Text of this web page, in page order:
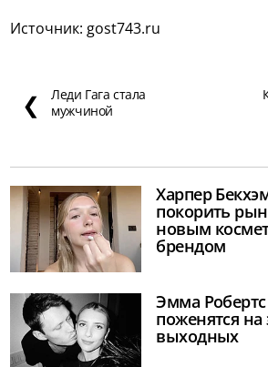
Источник: gost743.ru
❮
Леди Гага стала
мужчиной
Харпер
покорить
новым
брендом
Эмма
поженятся на
выходных